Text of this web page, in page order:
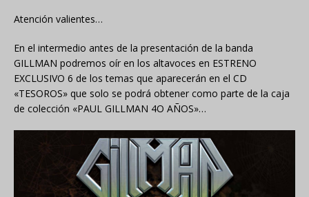
Atención valientes…
En el intermedio antes de la presentación de la banda
GILLMAN podremos oír en los altavoces en ESTRENO
EXCLUSIVO 6 de los temas que aparecerán en el CD
«TESOROS» que solo se podrá obtener como parte de la caja
de colección «PAUL GILLMAN 4O AÑOS»…